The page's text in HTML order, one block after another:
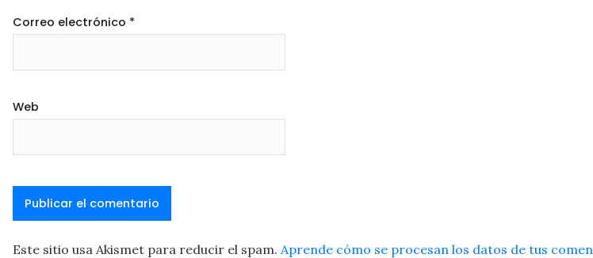
Correo electrónico *
Web
Este sitio usa Akismet para reducir el spam. Aprende cómo se procesan los datos de tus